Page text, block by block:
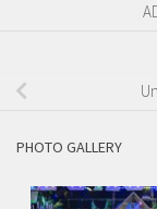
PHOTO GALLERY